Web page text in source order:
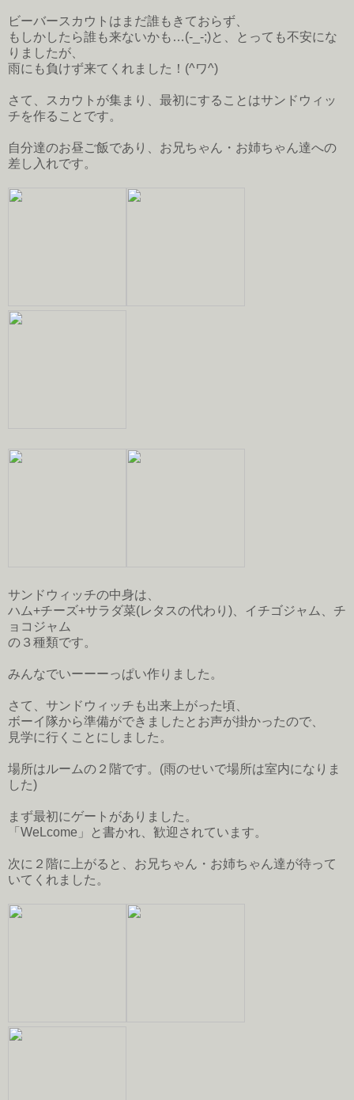
ビーバースカウトはまだ誰もきておらず、
もしかしたら誰も来ないかも…(-_-;)と、とっても不安にな
りましたが、
雨にも負けず来てくれました！(^ワ^)
さて、スカウトが集まり、最初にすることはサンドウィッ
チを作ることです。
自分達のお昼ご飯であり、お兄ちゃん・お姉ちゃん達への
差し入れです。
サンドウィッチの中身は、
ハム+チーズ+サラダ菜(レタスの代わり)、イチゴジャム、チ
ョコジャム
の３種類です。
みんなでいーーーっぱい作りました。
さて、サンドウィッチも出来上がった頃、
ボーイ隊から準備ができましたとお声が掛かったので、
見学に行くことにしました。
場所はルームの２階です。(雨のせいで場所は室内になりま
した)
まず最初にゲートがありました。
「WeLcome」と書かれ、歓迎されています。
次に２階に上がると、お兄ちゃん・お姉ちゃん達が待って
いてくれました。